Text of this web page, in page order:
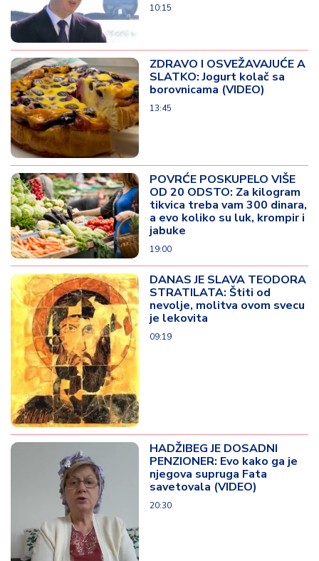
10:15
ZDRAVO I OSVEŽAVAJUĆE A
SLATKO: Jogurt kolač sa
borovnicama (VIDEO)
13:45
POVRĆE POSKUPELO VIŠE
OD 20 ODSTO: Za kilogram
tikvica treba vam 300 dinara,
a evo koliko su luk, krompir i
jabuke
19:00
DANAS JE SLAVA TEODORA
STRATILATA: Štiti od
nevolje, molitva ovom svecu
je lekovita
09:19
HADŽIBEG JE DOSADNI
PENZIONER: Evo kako ga je
njegova supruga Fata
savetovala (VIDEO)
20:30